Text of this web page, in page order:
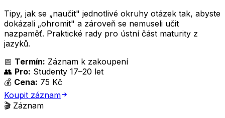
Tipy, jak se „naučit" jednotlivé okruhy otázek tak, abyste
dokázali „ohromit" a zároveň se nemuseli učit
nazpaměť. Praktické rady pro ústní část maturity z
jazyků.
📅 Termín: Záznam k zakoupení
👥 Pro: Studenty 17–20 let
💰 Cena: 75 Kč
Koupit záznam
🎬 Záznam